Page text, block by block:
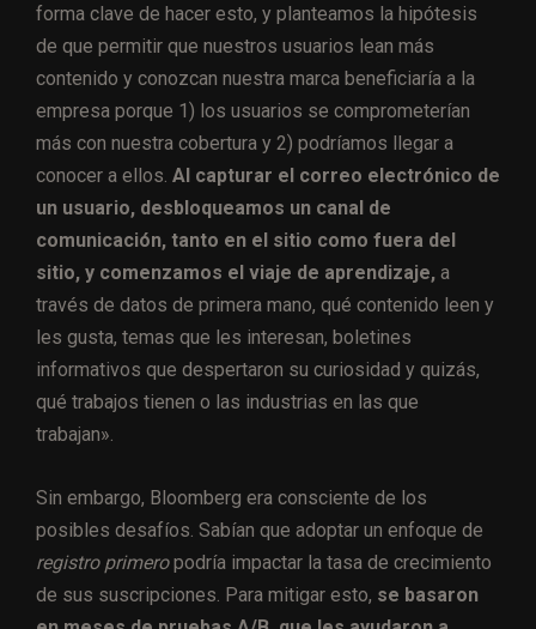
forma clave de hacer esto, y planteamos la hipótesis
de que permitir que nuestros usuarios lean más
contenido y conozcan nuestra marca beneficiaría a la
empresa porque 1) los usuarios se comprometerían
más con nuestra cobertura y 2) podríamos llegar a
conocer a ellos. Al capturar el correo electrónico de
un usuario, desbloqueamos un canal de
comunicación, tanto en el sitio como fuera del
sitio, y comenzamos el viaje de aprendizaje, a
través de datos de primera mano, qué contenido leen y
les gusta, temas que les interesan, boletines
informativos que despertaron su curiosidad y quizás,
qué trabajos tienen o las industrias en las que
trabajan».
Sin embargo, Bloomberg era consciente de los
posibles desafíos. Sabían que adoptar un enfoque de
registro primeropodría impactar la tasa de crecimiento
de sus suscripciones. Para mitigar esto, se basaron